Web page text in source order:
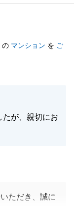
の マンション を ご
たが、親切にお
ただき、誠に